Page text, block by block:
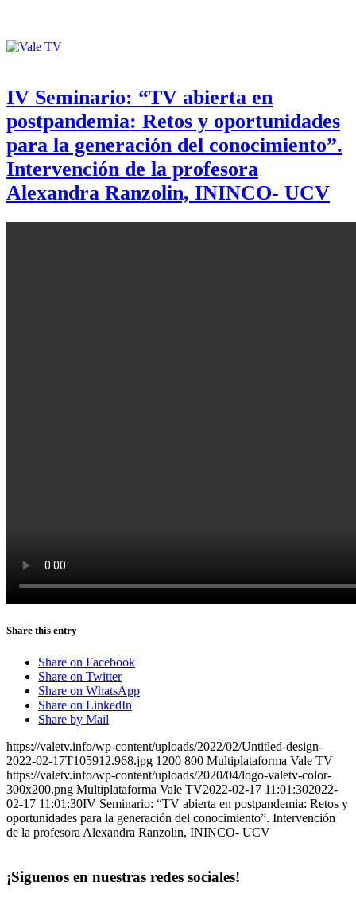
IV Seminario: “TV abierta en
postpandemia: Retos y oportunidades
para la generación del conocimiento”.
Intervención de la profesora
Alexandra Ranzolin, ININCO- UCV
Share this entry
Share on Facebook
Share on Twitter
Share on WhatsApp
Share on LinkedIn
Share by Mail
https://valetv.info/wp-content/uploads/2022/02/Untitled-design-
2022-02-17T105912.968.jpg 1200 800 Multiplataforma Vale TV
https://valetv.info/wp-content/uploads/2020/04/logo-valetv-color-
300x200.png Multiplataforma Vale TV2022-02-17 11:01:302022-
02-17 11:01:30IV Seminario: “TV abierta en postpandemia: Retos y
oportunidades para la generación del conocimiento”. Intervención
de la profesora Alexandra Ranzolin, ININCO- UCV
¡Siguenos en nuestras redes sociales!